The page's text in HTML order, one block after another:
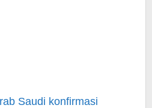
Saudi konfirmasi